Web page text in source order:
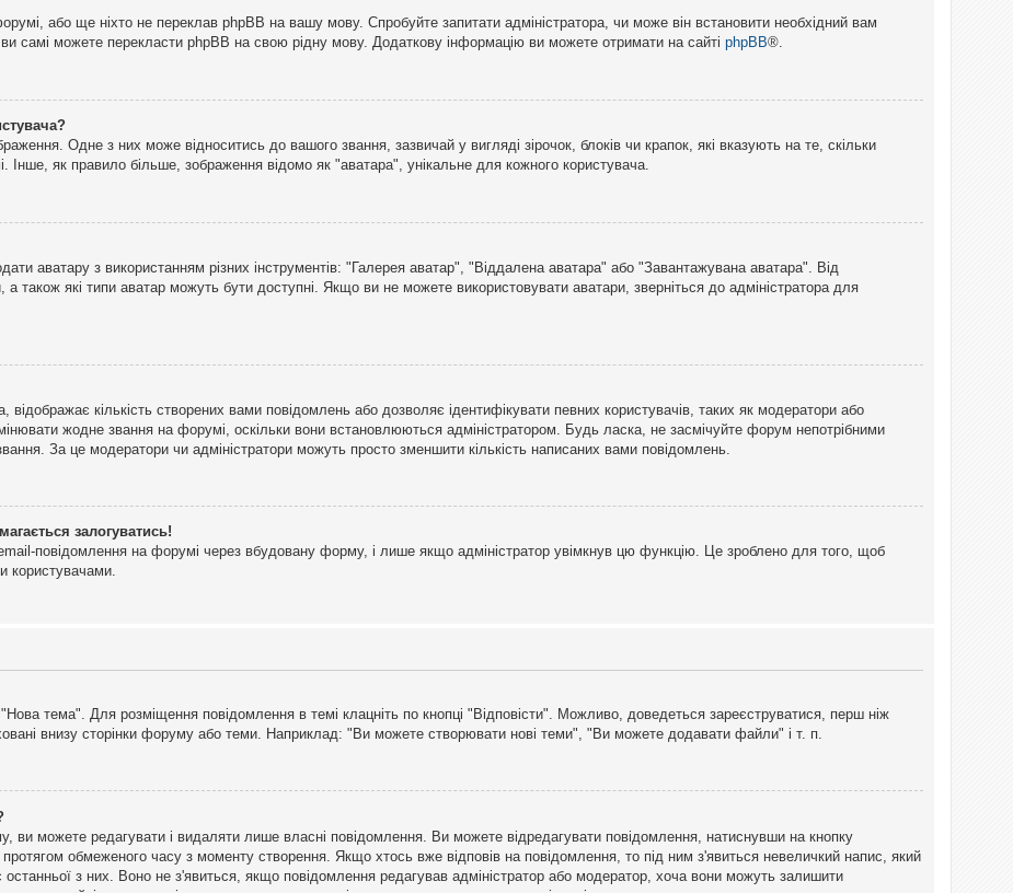
або ще ніхто не переклав phpBB на вашу мову. Спробуйте запитати адміністратора, чи може він встановити необхідний вам
самі можете перекласти phpBB на свою рідну мову. Додаткову інформацію ви можете отримати на сайті phpBB®.
Одне з них може відноситись до вашого звання, зазвичай у вигляді зірочок, блоків чи крапок, які вказують на те, скільки
як правило більше, зображення відомо як "аватара", унікальне для кожного користувача.
аватару з використанням різних інструментів: "Галерея аватар", "Віддалена аватара" або "Завантажувана аватара". Від
також які типи аватар можуть бути доступні. Якщо ви не можете використовувати аватари, зверніться до адміністратора для
кількість створених вами повідомлень або дозволяє ідентифікувати певних користувачів, таких як модератори або
жодне звання на форумі, оскільки вони встановлюються адміністратором. Будь ласка, не засмічуйте форум непотрібними
За це модератори чи адміністратори можуть просто зменшити кількість написаних вами повідомлень.
залогуватись!
email-повідомлення на форумі через вбудовану форму, і лише якщо адміністратор увімкнув цю функцію. Це зроблено для того, щоб
користувачами.
тема". Для розміщення повідомлення в темі клацніть по кнопці "Відповісти". Можливо, доведеться зареєструватися, перш ніж
внизу сторінки форуму або теми. Наприклад: "Ви можете створювати нові теми", "Ви можете додавати файли" і т. п.
можете редагувати і видаляти лише власні повідомлення. Ви можете відредагувати повідомлення, натиснувши на кнопку
обмеженого часу з моменту створення. Якщо хтось вже відповів на повідомлення, то під ним з'явиться невеличкий напис, який
останньої з них. Воно не з'явиться, якщо повідомлення редагував адміністратор або модератор, хоча вони можуть залишити